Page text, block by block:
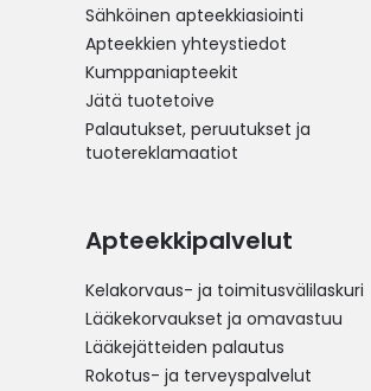
Sähköinen apteekkiasiointi
Apteekkien yhteystiedot
Kumppaniapteekit
Jätä tuotetoive
Palautukset, peruutukset ja
tuotereklamaatiot
Apteekkipalvelut
Kelakorvaus- ja toimitusvälilaskuri
Lääkekorvaukset ja omavastuu
Lääkejätteiden palautus
Rokotus- ja terveyspalvelut